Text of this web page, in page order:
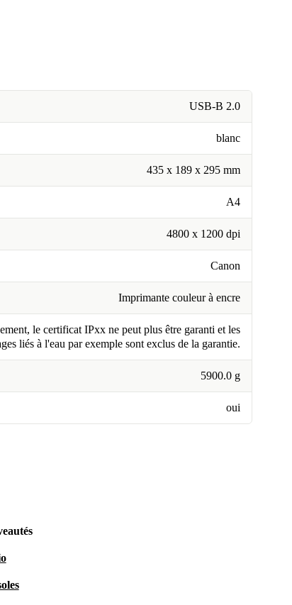
USB-B 2.0
blanc
435 x 189 x 295 mm
A4
4800 x 1200 dpi
Canon
Imprimante couleur à encre
le certificat IPxx ne peut plus être garanti et les
liés à l'eau par exemple sont exclus de la garantie.
5900.0 g
oui